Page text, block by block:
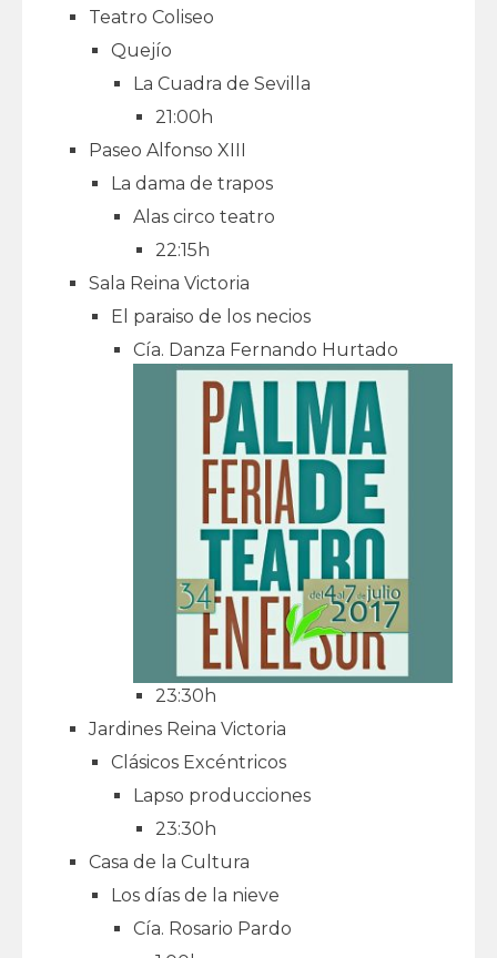
Teatro Coliseo
Quejío
La Cuadra de Sevilla
21:00h
Paseo Alfonso XIII
La dama de trapos
Alas circo teatro
22:15h
Sala Reina Victoria
El paraiso de los necios
Cía. Danza Fernando Hurtado
23:30h
Jardines Reina Victoria
Clásicos Excéntricos
Lapso producciones
23:30h
Casa de la Cultura
Los días de la nieve
Cía. Rosario Pardo